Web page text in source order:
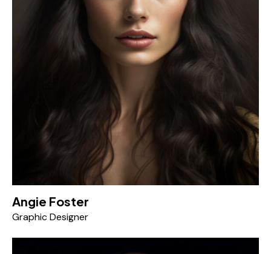
Angie Foster
Graphic Designer